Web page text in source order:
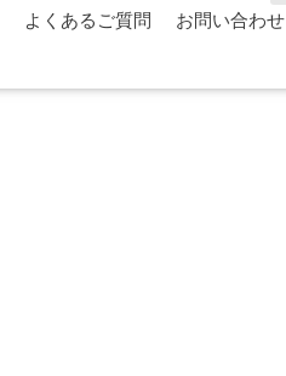
よくあるご質問 お問い合わせ